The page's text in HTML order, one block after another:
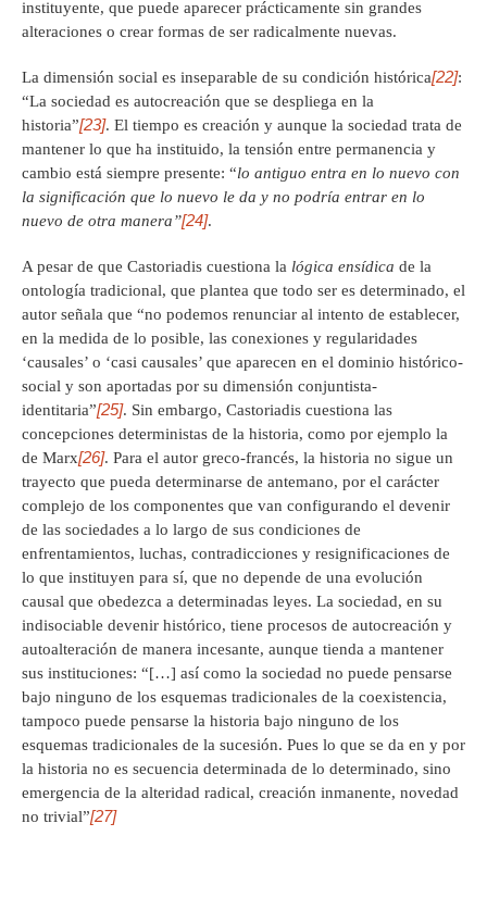
instituyente, que puede aparecer prácticamente sin grandes
alteraciones o crear formas de ser radicalmente nuevas.
La dimensión social es inseparable de su condición histórica[22]:
“La sociedad es autocreación que se despliega en la
historia”[23]. El tiempo es creación y aunque la sociedad trata de
mantener lo que ha instituido, la tensión entre permanencia y
cambio está siempre presente: “lo antiguo entra en lo nuevo con
la significación que lo nuevo le da y no podría entrar en lo
nuevo de otra manera”[24].
A pesar de que Castoriadis cuestiona la lógica ensídica de la
ontología tradicional, que plantea que todo ser es determinado, el
autor señala que “no podemos renunciar al intento de establecer,
en la medida de lo posible, las conexiones y regularidades
‘causales’ o ‘casi causales’ que aparecen en el dominio histórico-
social y son aportadas por su dimensión conjuntista-
identitaria”[25]. Sin embargo, Castoriadis cuestiona las
concepciones deterministas de la historia, como por ejemplo la
de Marx[26]. Para el autor greco-francés, la historia no sigue un
trayecto que pueda determinarse de antemano, por el carácter
complejo de los componentes que van configurando el devenir
de las sociedades a lo largo de sus condiciones de
enfrentamientos, luchas, contradicciones y resignificaciones de
lo que instituyen para sí, que no depende de una evolución
causal que obedezca a determinadas leyes. La sociedad, en su
indisociable devenir histórico, tiene procesos de autocreación y
autoalteración de manera incesante, aunque tienda a mantener
sus instituciones: “[…] así como la sociedad no puede pensarse
bajo ninguno de los esquemas tradicionales de la coexistencia,
tampoco puede pensarse la historia bajo ninguno de los
esquemas tradicionales de la sucesión. Pues lo que se da en y por
la historia no es secuencia determinada de lo determinado, sino
emergencia de la alteridad radical, creación inmanente, novedad
no trivial”[27]